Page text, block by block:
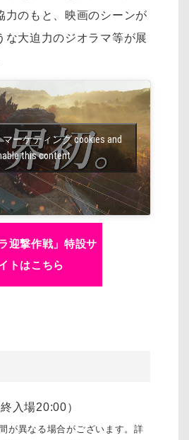
力のもと、映画のシーンが
な大迫力のジオラマ等が展
マーケティング cookies and
this content
迎撃作戦」特設サ
トはこちら
入場20:00）
が異なる場合がございます。詳